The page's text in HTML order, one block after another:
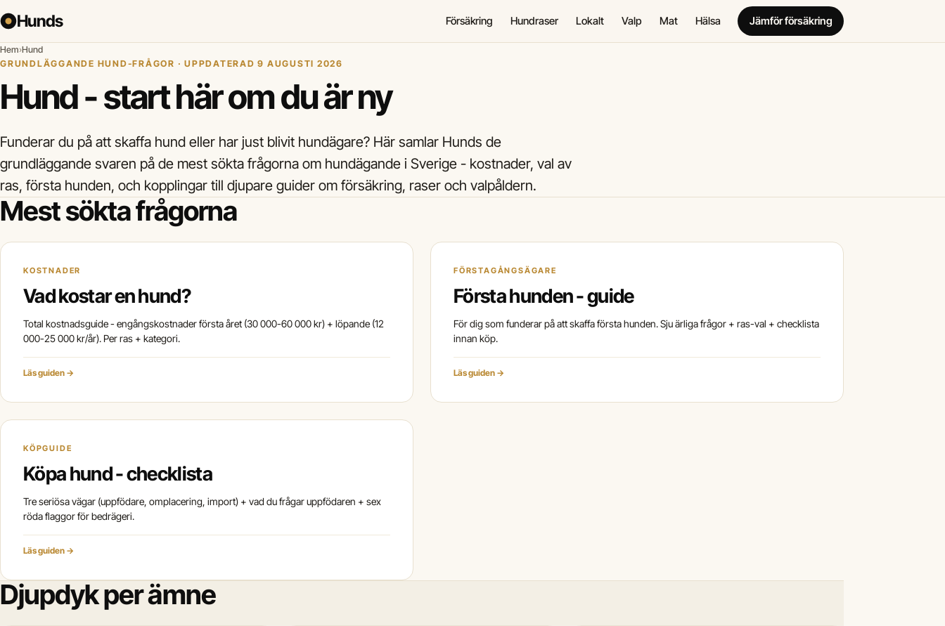
Hunds Försäkring Hundraser Lokalt Valp Mat Hälsa Jämför försäkring
Hem›Hund
GRUNDLÄGGANDE HUND-FRÅGOR · UPPDATERAD 9 AUGUSTI 2026
Hund - start här om du är ny
Funderar du på att skaffa hund eller har just blivit hundägare? Här samlar Hunds de
grundläggande svaren på de mest sökta frågorna om hundägande i Sverige - kostnader, val av
ras, första hunden, och kopplingar till djupare guider om försäkring, raser och valpåldern.
Mest sökta frågorna
KOSTNADER
Vad kostar en hund?
Total kostnadsguide - engångskostnader första året (30 000-60 000 kr) + löpande (12
000-25 000 kr/år). Per ras + kategori.
Läs guiden →
FÖRSTAGÅNGSÄGARE
Första hunden - guide
För dig som funderar på att skaffa första hunden. Sju ärliga frågor + ras-val + checklista
innan köp.
Läs guiden →
KÖPGUIDE
Köpa hund - checklista
Tre seriösa vägar (uppfödare, omplacering, import) + vad du frågar uppfödaren + sex
röda flaggor för bedrägeri.
Läs guiden →
Djupdyk per ämne